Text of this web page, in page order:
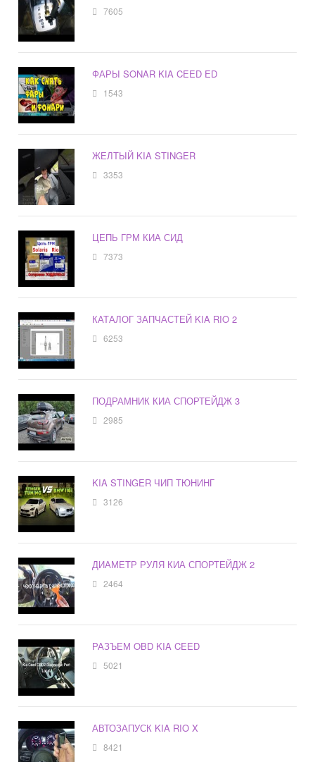
7605
ФАРЫ SONAR KIA CEED ED
1543
ЖЕЛТЫЙ KIA STINGER
3353
ЦЕПЬ ГРМ КИА СИД
7373
КАТАЛОГ ЗАПЧАСТЕЙ KIA RIO 2
6253
ПОДРАМНИК КИА СПОРТЕЙДЖ 3
2985
KIA STINGER ЧИП ТЮНИНГ
3126
ДИАМЕТР РУЛЯ КИА СПОРТЕЙДЖ 2
2464
РАЗЪЕМ OBD KIA CEED
5021
АВТОЗАПУСК KIA RIO X
8421